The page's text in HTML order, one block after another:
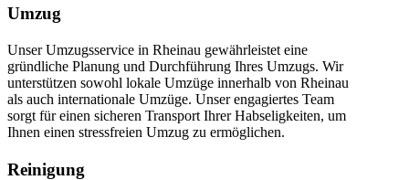
Umzug
Unser Umzugsservice in Rheinau gewährleistet eine
gründliche Planung und Durchführung Ihres Umzugs. Wir
unterstützen sowohl lokale Umzüge innerhalb von Rheinau
als auch internationale Umzüge. Unser engagiertes Team
sorgt für einen sicheren Transport Ihrer Habseligkeiten, um
Ihnen einen stressfreien Umzug zu ermöglichen.
Reinigung